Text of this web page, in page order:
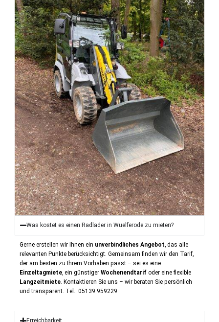
Was kostet es einen Radlader in Wuelferode zu mieten?
Gerne erstellen wir Ihnen ein unverbindliches Angebot , das alle
relevanten Punkte berücksichtigt. Gemeinsam finden wir den Tarif,
der am besten zu Ihrem Vorhaben passt – sei es eine
Einzeltagmiete , ein günstiger Wochenendtarif oder eine flexible
Langzeitmiete Kontaktieren Sie uns – wir beraten Sie persönlich
und transparent. Tel.: 05139 959229